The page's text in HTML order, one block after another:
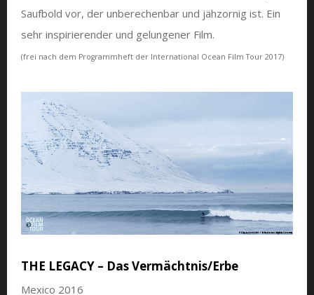
Saufbold vor, der unberechenbar und jähzornig ist. Ein
sehr inspirierender und gelungener Film.
(frei nach dem Programmheft der International Ocean Film Tour 2017)
THE LEGACY – Das Vermächtnis/Erbe
Mexico 2016